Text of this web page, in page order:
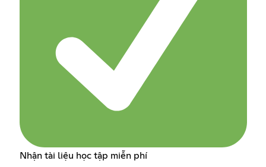
Nhận tài liệu học tập miễn phí